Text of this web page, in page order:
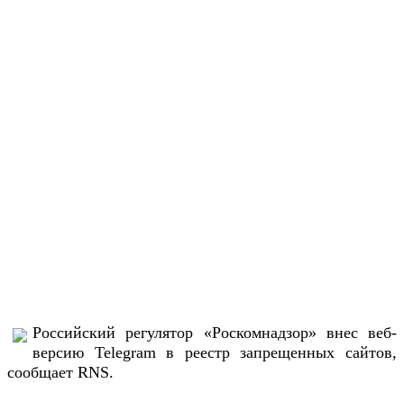
Российский регулятор «Роскомнадзор» внес веб-
версию Telegram в реестр запрещенных сайтов,
сообщает RNS.